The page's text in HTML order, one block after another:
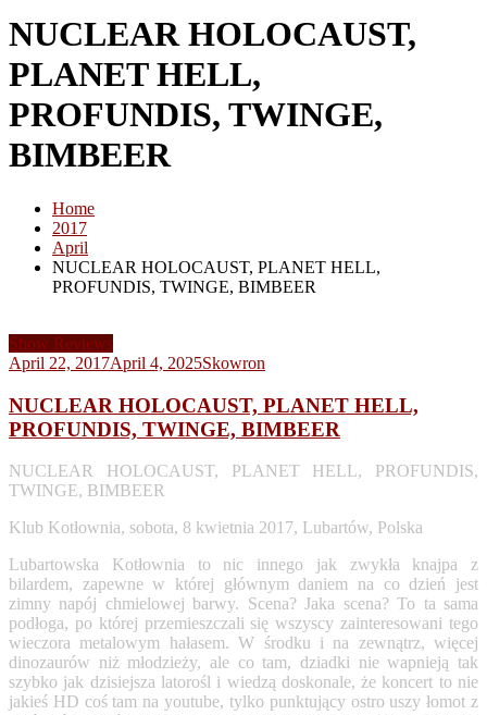
NUCLEAR HOLOCAUST,
PLANET HELL,
PROFUNDIS, TWINGE,
BIMBEER
Home
2017
April
NUCLEAR HOLOCAUST, PLANET HELL,
PROFUNDIS, TWINGE, BIMBEER
Show Reviews
April 22, 2017April 4, 2025Skowron
NUCLEAR HOLOCAUST, PLANET HELL,
PROFUNDIS, TWINGE, BIMBEER
NUCLEAR HOLOCAUST, PLANET HELL, PROFUNDIS,
TWINGE, BIMBEER
Klub Kotłownia, sobota, 8 kwietnia 2017, Lubartów, Polska
Lubartowska Kotłownia to nic innego jak zwykła knajpa z
bilardem, zapewne w której głównym daniem na co dzień jest
zimny napój chmielowej barwy. Scena? Jaka scena? To ta sama
podłoga, po której przemieszczali się wszyscy zainteresowani tego
wieczora metalowym hałasem. W środku i na zewnątrz, więcej
dinozaurów niż młodzieży, ale co tam, dziadki nie wapnieją tak
szybko jak dzisiejsza latorośl i wiedzą doskonale, że koncert to nie
jakieś HD coś tam na youtube, tylko punktujący ostro uszy łomot z